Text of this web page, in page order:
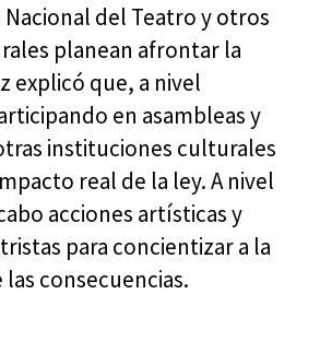
del Teatro y otros
planean afrontar la
explicó que, a nivel
en asambleas y
instituciones culturales
real de la ley. A nivel
acciones artísticas y
para concientizar a la
consecuencias.